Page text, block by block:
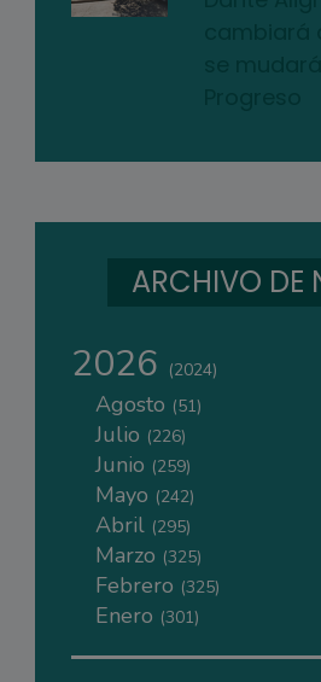
ARCHIVO DE
2026 (2024)
Agosto (51)
Julio (226)
Junio (259)
Mayo (242)
Abril (295)
Marzo (325)
Febrero (325)
Enero (301)